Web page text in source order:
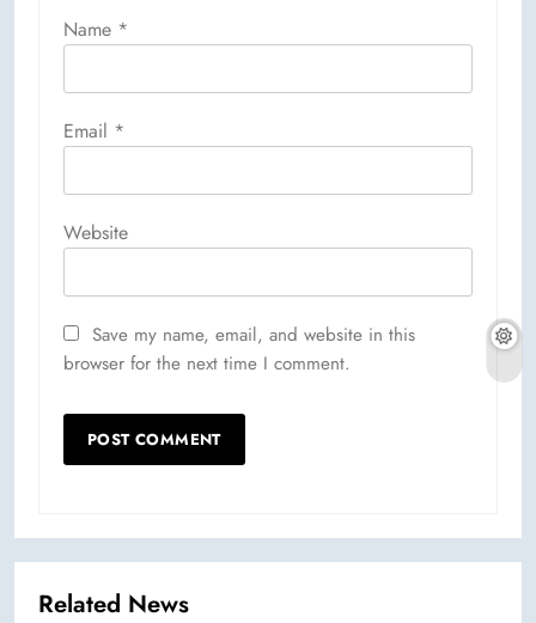
Name *
Email *
Website
Save my name, email, and website in this
browser for the next time I comment.
Related News